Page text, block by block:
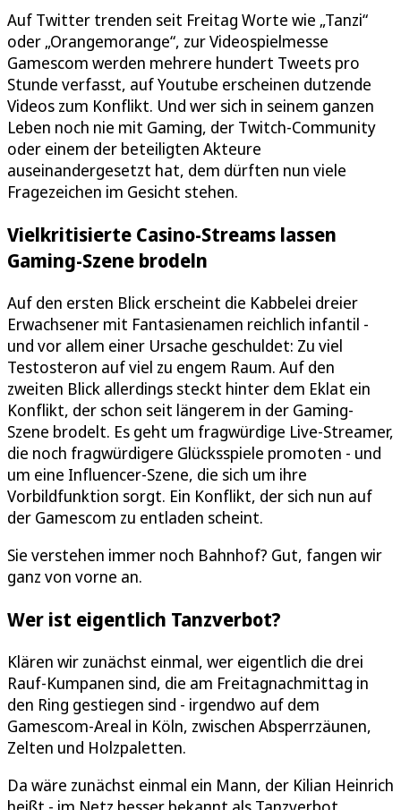
Auf Twitter trenden seit Freitag Worte wie „Tanzi“
oder „Orangemorange“, zur Videospielmesse
Gamescom werden mehrere hundert Tweets pro
Stunde verfasst, auf Youtube erscheinen dutzende
Videos zum Konflikt. Und wer sich in seinem ganzen
Leben noch nie mit Gaming, der Twitch-Community
oder einem der beteiligten Akteure
auseinandergesetzt hat, dem dürften nun viele
Fragezeichen im Gesicht stehen.
Vielkritisierte Casino-Streams lassen
Gaming-Szene brodeln
Auf den ersten Blick erscheint die Kabbelei dreier
Erwachsener mit Fantasienamen reichlich infantil -
und vor allem einer Ursache geschuldet: Zu viel
Testosteron auf viel zu engem Raum. Auf den
zweiten Blick allerdings steckt hinter dem Eklat ein
Konflikt, der schon seit längerem in der Gaming-
Szene brodelt. Es geht um fragwürdige Live-Streamer,
die noch fragwürdigere Glücksspiele promoten - und
um eine Influencer-Szene, die sich um ihre
Vorbildfunktion sorgt. Ein Konflikt, der sich nun auf
der Gamescom zu entladen scheint.
Sie verstehen immer noch Bahnhof? Gut, fangen wir
ganz von vorne an.
Wer ist eigentlich Tanzverbot?
Klären wir zunächst einmal, wer eigentlich die drei
Rauf-Kumpanen sind, die am Freitagnachmittag in
den Ring gestiegen sind - irgendwo auf dem
Gamescom-Areal in Köln, zwischen Absperrzäunen,
Zelten und Holzpaletten.
Da wäre zunächst einmal ein Mann, der Kilian Heinrich